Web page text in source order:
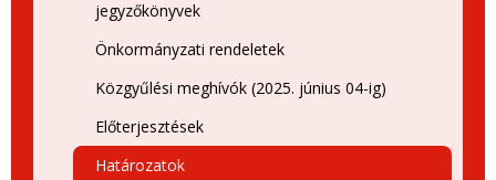
jegyzőkönyvek
Önkormányzati rendeletek
Közgyűlési meghívók (2025. június 04-ig)
Előterjesztések
Határozatok